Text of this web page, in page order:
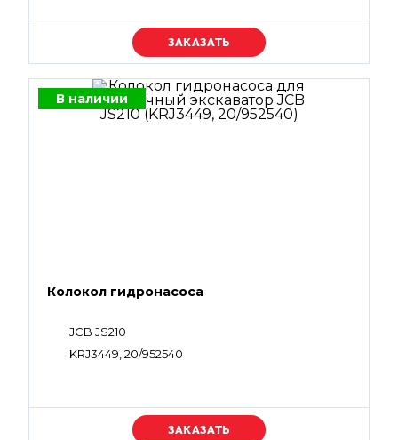
Уточняйте цену
В наличии
Колокол гидронасоса
JCB JS210
KRJ3449, 20/952540
Уточняйте цену